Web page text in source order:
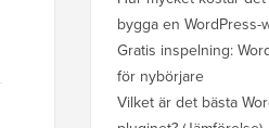
bygga en WordPress-
Gratis inspelning:
för nybörjare
Vilket är det bästa